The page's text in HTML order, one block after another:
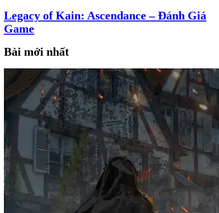
Legacy of Kain: Ascendance – Đánh Giá
Game
Bài mới nhất